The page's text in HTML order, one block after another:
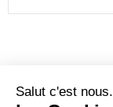
L'ACTU 100%